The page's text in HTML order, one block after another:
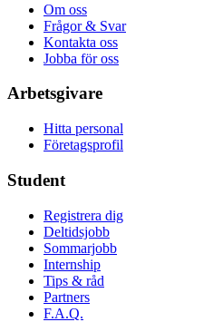
Om oss
Frågor & Svar
Kontakta oss
Jobba för oss
Arbetsgivare
Hitta personal
Företagsprofil
Student
Registrera dig
Deltidsjobb
Sommarjobb
Internship
Tips & råd
Partners
F.A.Q.